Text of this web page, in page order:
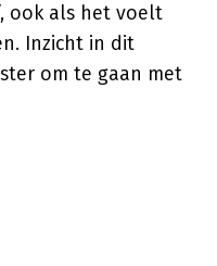
ook als het voelt
Inzicht in dit
om te gaan met